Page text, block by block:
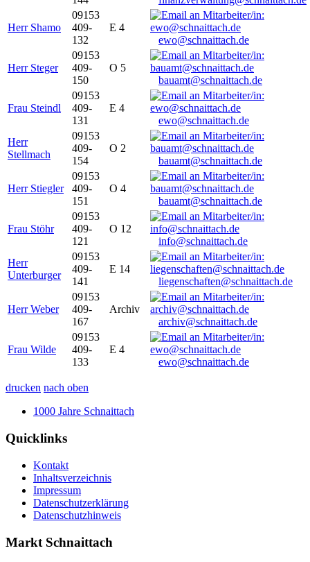
Herr Shamo
09153
409-
132
E 4
ewo@schnaittach.de
Herr Steger
09153
409-
150
O 5
bauamt@schnaittach.de
Frau Steindl
09153
409-
131
E 4
ewo@schnaittach.de
Herr
Stellmach
09153
409-
154
O 2
bauamt@schnaittach.de
Herr Stiegler
09153
409-
151
O 4
bauamt@schnaittach.de
Frau Stöhr
09153
409-
121
O 12
info@schnaittach.de
Herr
Unterburger
09153
409-
141
E 14
liegenschaften@schnaittach.de
Herr Weber
09153
409-
167
Archiv
archiv@schnaittach.de
Frau Wilde
09153
409-
133
E 4
ewo@schnaittach.de
drucken nach oben
1000 Jahre Schnaittach
Quicklinks
Kontakt
Inhaltsverzeichnis
Impressum
Datenschutzerklärung
Datenschutzhinweis
Markt Schnaittach